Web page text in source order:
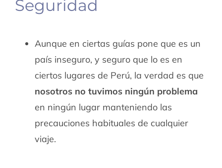
Seguridad
Aunque en ciertas guías pone que es un
país inseguro, y seguro que lo es en
ciertos lugares de Perú, la verdad es que
nosotros no tuvimos ningún problema
en ningún lugar manteniendo las
precauciones habituales de cualquier
viaje.